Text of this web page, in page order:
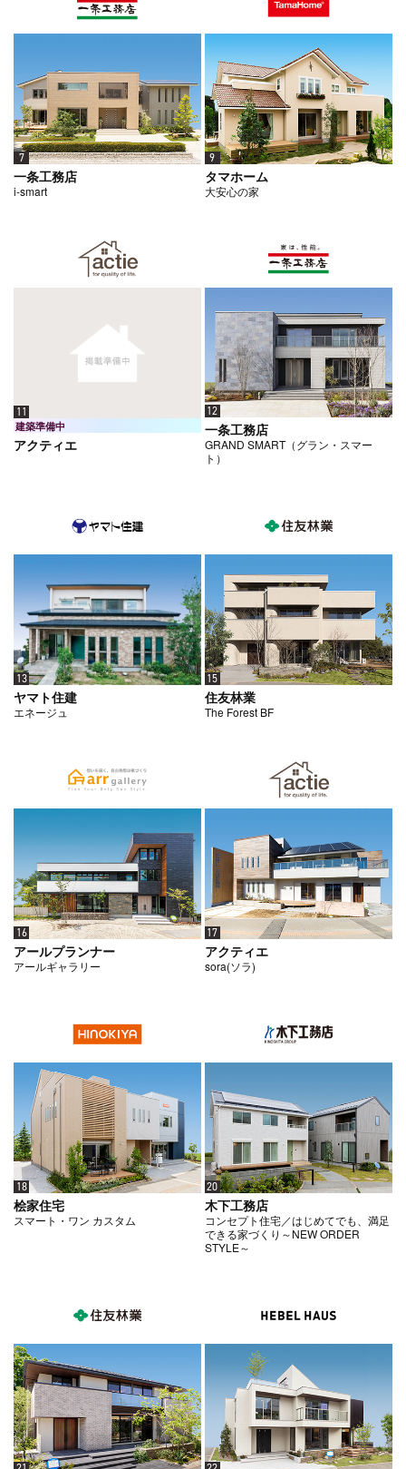
7
一条工務店
i-smart
9
タマホーム
大安心の家
11
建築準備中
アクティエ
12
一条工務店
GRAND SMART（グラン・スマー
ト）
13
ヤマト住建
エネージュ
15
住友林業
The Forest BF
16
アールプランナー
アールギャラリー
17
アクティエ
sora(ソラ)
18
桧家住宅
スマート・ワン カスタム
20
木下工務店
コンセプト住宅／はじめてでも、満足
できる家づくり～NEW ORDER
STYLE～